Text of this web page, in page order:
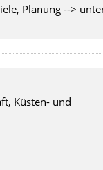
Planung -->
Küsten- und